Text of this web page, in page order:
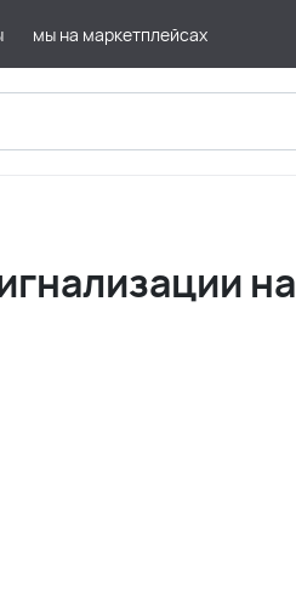
мы на маркетплейсах